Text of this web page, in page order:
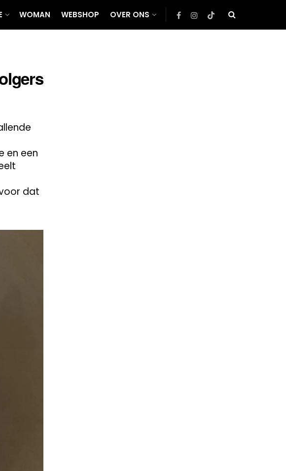
WOMAN WEBSHOP OVER ONS
en een
dat